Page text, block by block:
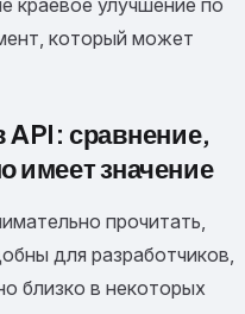
краевое улучшение по
который может
API: сравнение,
имеет значение
прочитать,
для разработчиков,
близко в некоторых